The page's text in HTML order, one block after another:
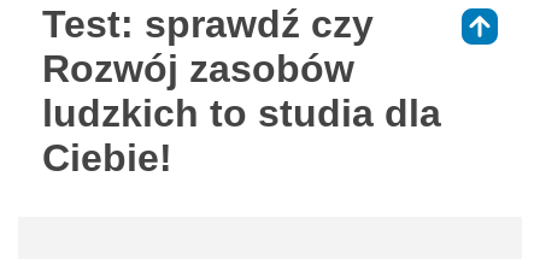
Test: sprawdź czy
Rozwój zasobów
ludzkich to studia dla
Ciebie!